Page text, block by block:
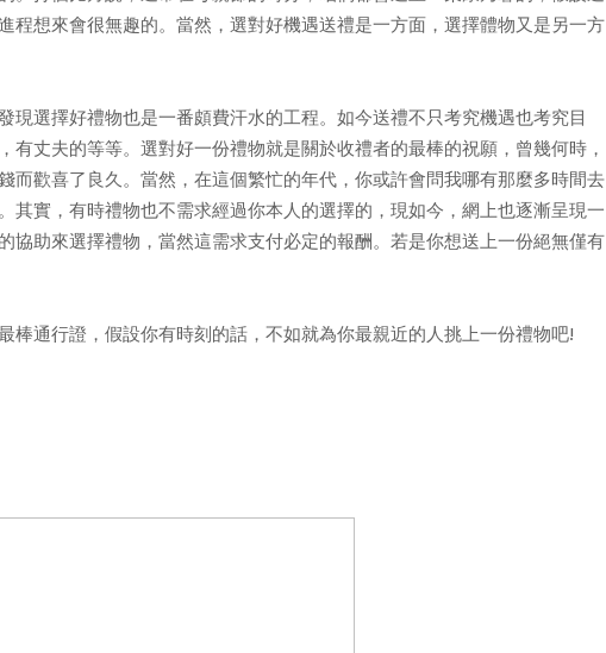
程想來會很無趣的。當然，選對好機遇送禮是一方面，選擇體物又是另一方
現選擇好禮物也是一番頗費汗水的工程。如今送禮不只考究機遇也考究目
有丈夫的等等。選對好一份禮物就是關於收禮者的最棒的祝願，曾幾何時，
而歡喜了良久。當然，在這個繁忙的年代，你或許會問我哪有那麼多時間去
其實，有時禮物也不需求經過你本人的選擇的，現如今，網上也逐漸呈現一
協助來選擇禮物，當然這需求支付必定的報酬。若是你想送上一份絕無僅有
棒通行證，假設你有時刻的話，不如就為你最親近的人挑上一份禮物吧!